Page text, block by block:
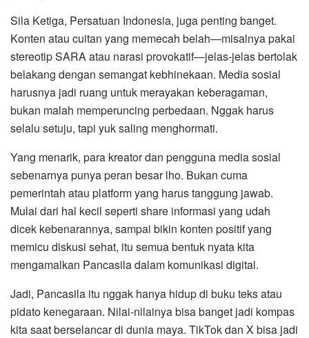
Sila Ketiga, Persatuan Indonesia, juga penting banget.
Konten atau cuitan yang memecah belah—misalnya pakai
stereotip SARA atau narasi provokatif—jelas-jelas bertolak
belakang dengan semangat kebhinekaan. Media sosial
harusnya jadi ruang untuk merayakan keberagaman,
bukan malah memperuncing perbedaan. Nggak harus
selalu setuju, tapi yuk saling menghormati.
Yang menarik, para kreator dan pengguna media sosial
sebenarnya punya peran besar lho. Bukan cuma
pemerintah atau platform yang harus tanggung jawab.
Mulai dari hal kecil seperti share informasi yang udah
dicek kebenarannya, sampai bikin konten positif yang
memicu diskusi sehat, itu semua bentuk nyata kita
mengamalkan Pancasila dalam komunikasi digital.
Jadi, Pancasila itu nggak hanya hidup di buku teks atau
pidato kenegaraan. Nilai-nilainya bisa banget jadi kompas
kita saat berselancar di dunia maya. TikTok dan X bisa jadi